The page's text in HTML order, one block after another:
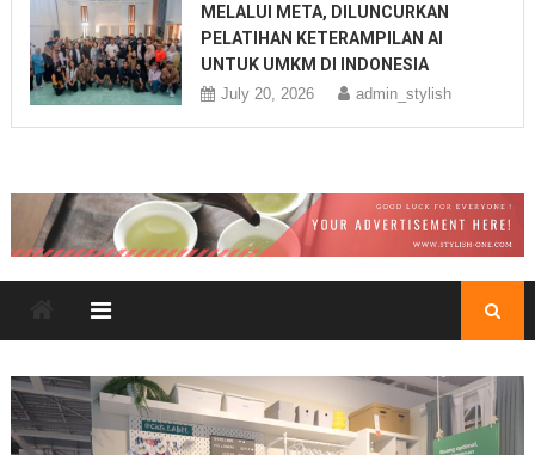
MELALUI META, DILUNCURKAN
PELATIHAN KETERAMPILAN AI
UNTUK UMKM DI INDONESIA
July 20, 2026 admin_stylish